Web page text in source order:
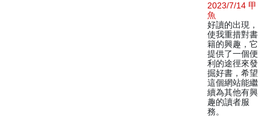
2023/7/14 甲
魚
好讀的出現，
使我重措對書
籍的興趣，它
提供了一個便
利的途徑來發
掘好書，希望
這個網站能繼
續為其他有興
趣的讀者服
務。